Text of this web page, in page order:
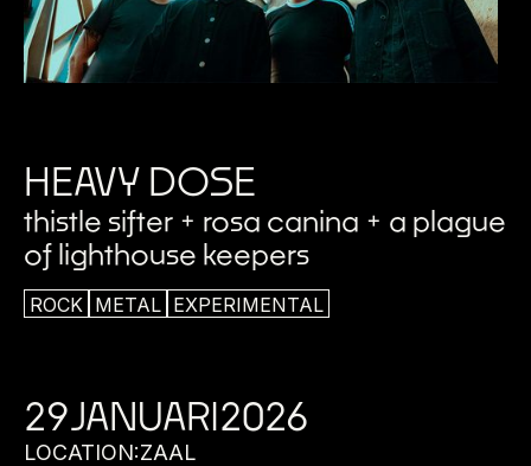
HEAVY DOSE
thistle sifter + rosa canina + a plague
of lighthouse keepers
ROCK METAL EXPERIMENTAL
29JANUARI2026
LOCATION:ZAAL